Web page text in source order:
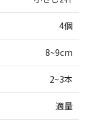
4個
8~9cm
2~3本
適量